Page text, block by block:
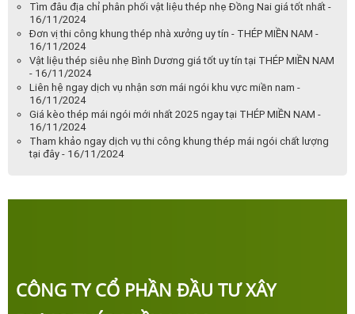
Tìm đâu địa chỉ phân phối vật liệu thép nhẹ Đồng Nai giá tốt nhất -
16/11/2024
Đơn vị thi công khung thép nhà xưởng uy tín - THÉP MIỀN NAM -
16/11/2024
Vật liệu thép siêu nhẹ Bình Dương giá tốt uy tín tại THÉP MIỀN NAM
- 16/11/2024
Liên hệ ngay dịch vụ nhận sơn mái ngói khu vực miền nam -
16/11/2024
Giá kèo thép mái ngói mới nhất 2025 ngay tại THÉP MIỀN NAM -
16/11/2024
Tham khảo ngay dịch vụ thi công khung thép mái ngói chất lượng
tại đây - 16/11/2024
CÔNG TY CỔ PHẦN ĐẦU TƯ XÂY